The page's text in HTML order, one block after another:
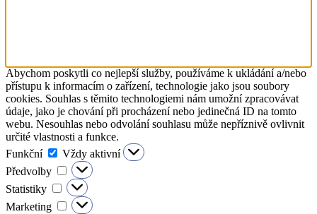
Abychom poskytli co nejlepší služby, používáme k ukládání a/nebo
přístupu k informacím o zařízení, technologie jako jsou soubory
cookies. Souhlas s těmito technologiemi nám umožní zpracovávat
údaje, jako je chování při procházení nebo jedinečná ID na tomto
webu. Nesouhlas nebo odvolání souhlasu může nepříznivě ovlivnit
určité vlastnosti a funkce.
Funkční
Funkční
Vždy aktivní
Předvolby
Předvolby
Statistiky
Statistiky
Marketing
Marketing